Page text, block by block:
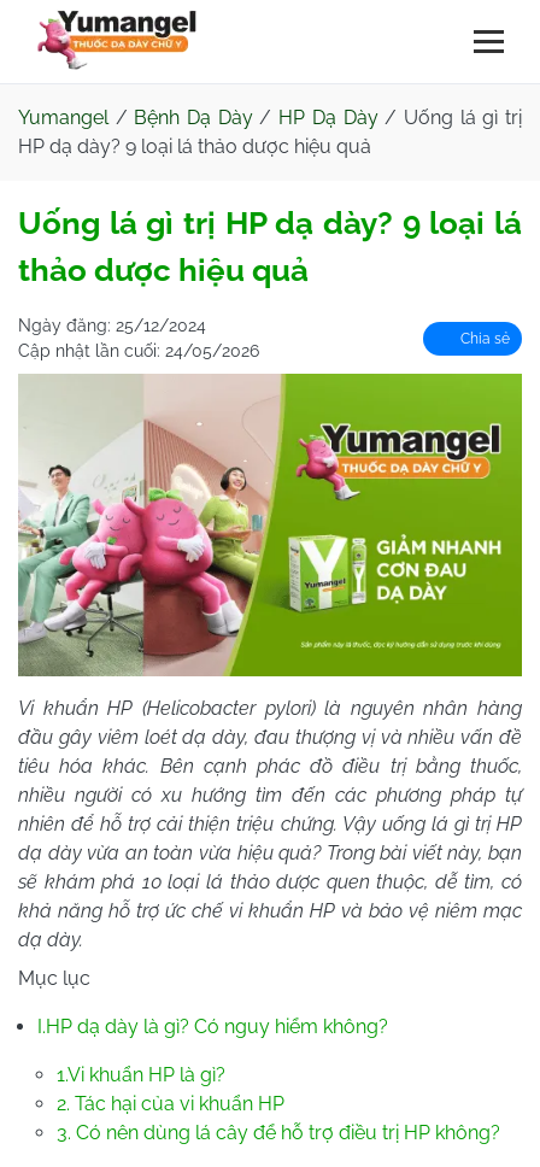
Yumangel/ Bệnh Dạ Dày/ HP Dạ Dày/ Uống lá gì trị
HP dạ dày? 9 loại lá thảo dược hiệu quả
Uống lá gì trị HP dạ dày? 9 loại lá
thảo dược hiệu quả
Ngày đăng: 25/12/2024
Cập nhật lần cuối: 24/05/2026
Chia sẻ
Vi khuẩn HP (Helicobacter pylori) là nguyên nhân hàng
đầu gây viêm loét dạ dày, đau thượng vị và nhiều vấn đề
tiêu hóa khác. Bên cạnh phác đồ điều trị bằng thuốc,
nhiều người có xu hướng tìm đến các phương pháp tự
nhiên để hỗ trợ cải thiện triệu chứng. Vậy uống lá gì trị HP
dạ dày vừa an toàn vừa hiệu quả? Trong bài viết này, bạn
sẽ khám phá 10 loại lá thảo dược quen thuộc, dễ tìm, có
khả năng hỗ trợ ức chế vi khuẩn HP và bảo vệ niêm mạc
dạ dày.
Mục lục
I.HP dạ dày là gì? Có nguy hiểm không?
1.Vi khuẩn HP là gì?
2. Tác hại của vi khuẩn HP
3. Có nên dùng lá cây để hỗ trợ điều trị HP không?